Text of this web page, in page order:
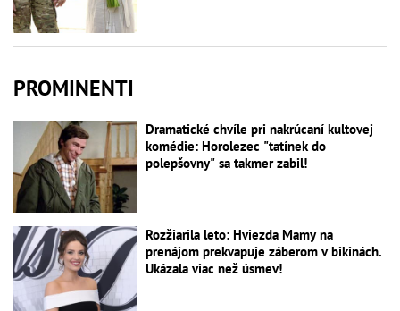
PROMINENTI
Dramatické chvíle pri nakrúcaní kultovej
komédie: Horolezec "tatínek do
polepšovny" sa takmer zabil!
Rozžiarila leto: Hviezda Mamy na
prenájom prekvapuje záberom v bikinách.
Ukázala viac než úsmev!